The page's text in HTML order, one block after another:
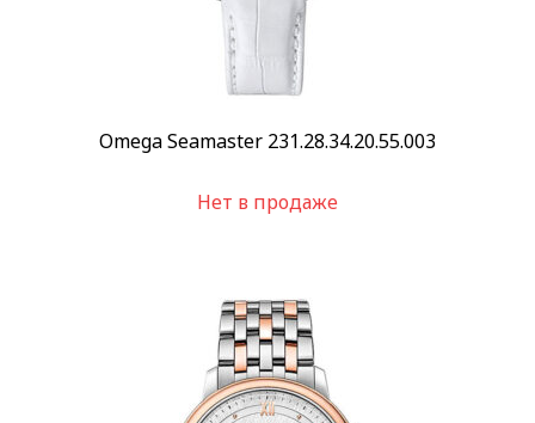
Omega Seamaster 231.28.34.20.55.003
Нет в продаже